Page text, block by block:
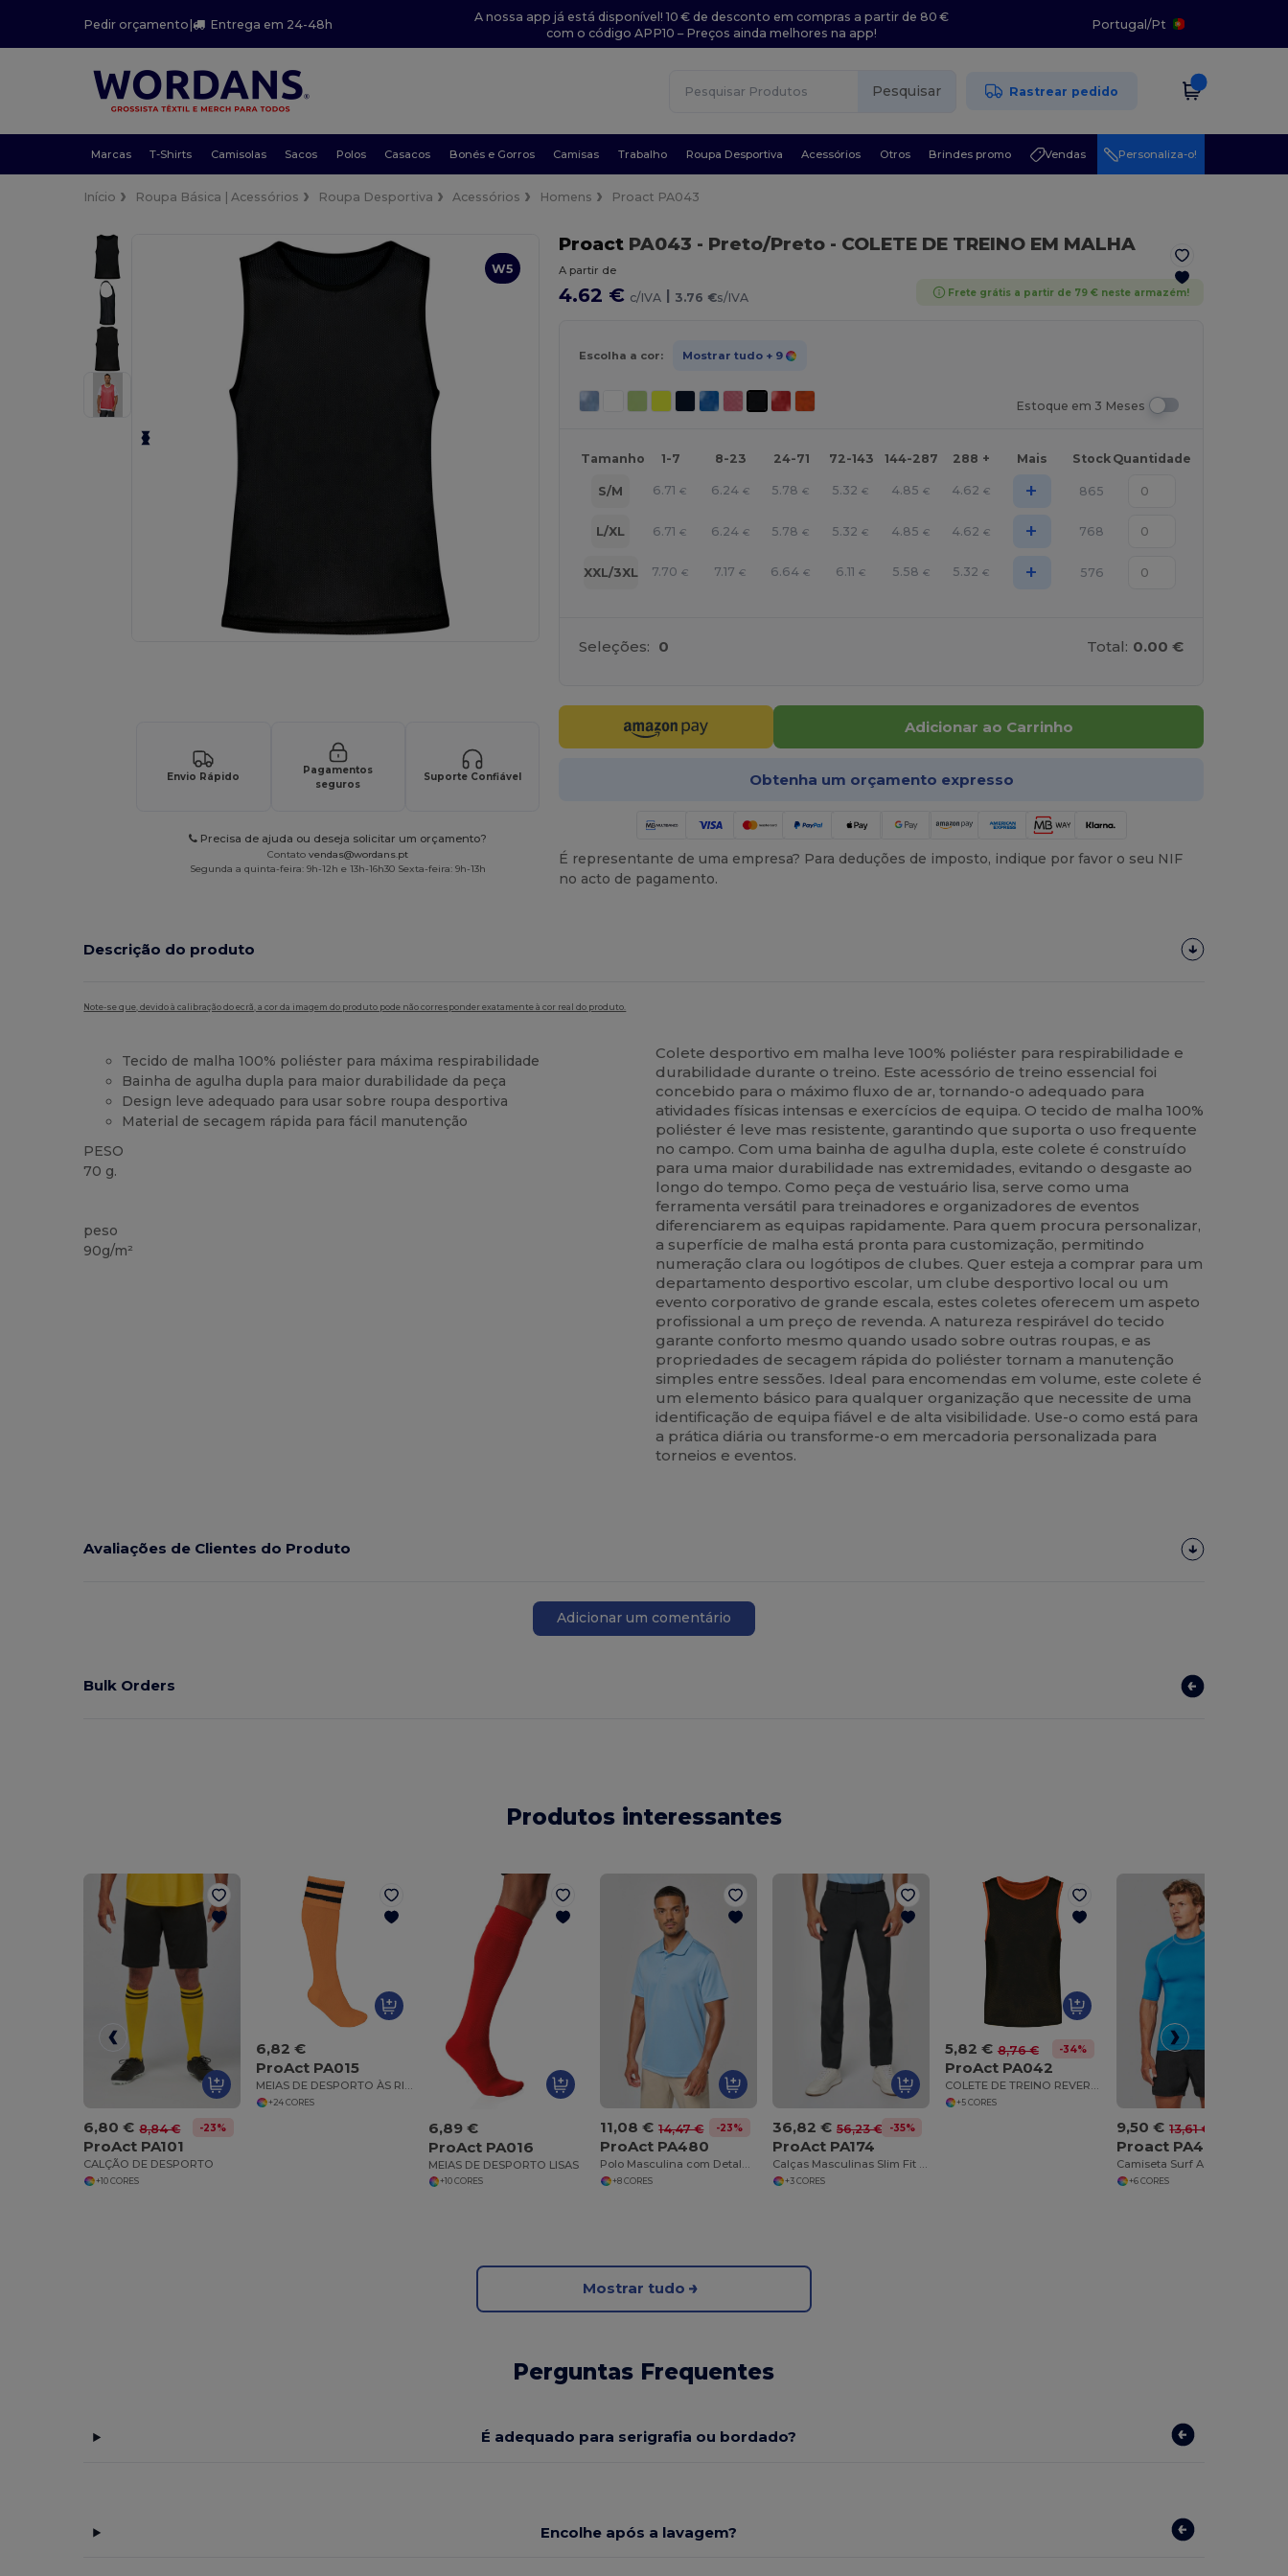
Pedir orçamento| Entrega em 24-48h
A nossa app já está disponível! 10 € de desconto em compras a partir de 80 €
com o código APP10 – Preços ainda melhores na app!
Portugal/Pt
Pesquisar Rastrear pedido
Marcas T-Shirts Camisolas Sacos Polos Casacos Bonés e Gorros Camisas Trabalho Roupa Desportiva Acessórios Otros Brindes promo Vendas Personaliza-o!
Início Roupa Básica | Acessórios Roupa Desportiva Acessórios Homens Proact PA043
W5
Envio Rápido
Pagamentos
seguros
Suporte Confiável
Precisa de ajuda ou deseja solicitar um orçamento?
Contatovendas@wordans.pt
Segunda a quinta-feira: 9h-12h e 13h-16h30 Sexta-feira: 9h-13h
ProactPA043 - Preto/Preto- COLETE DE TREINO EM MALHA
A partir de
4.62 € c/IVA | 3.76 €s/IVA Frete grátis a partir de 79 € neste armazém!
Escolha a cor: Mostrar tudo + 9
Estoque em 3 Meses
Tamanho 1-7 8-23 24-71 72-143 144-287 288 + Mais Stock Quantidade
S/M 6.71 € 6.24 € 5.78 € 5.32 € 4.85 € 4.62 € + 865
L/XL 6.71 € 6.24 € 5.78 € 5.32 € 4.85 € 4.62 € + 768
XXL/3XL 7.70 € 7.17 € 6.64 € 6.11 € 5.58 € 5.32 € + 576
Seleções: 0 Total: 0.00 €
Adicionar ao Carrinho
Obtenha um orçamento expresso
É representante de uma empresa? Para deduções de imposto, indique por favor o seu NIF
no acto de pagamento.
Descrição do produto
Note-se que, devido à calibração do ecrã, a cor da imagem do produto pode não corresponder exatamente à cor real do produto.
Tecido de malha 100% poliéster para máxima respirabilidade
Bainha de agulha dupla para maior durabilidade da peça
Design leve adequado para usar sobre roupa desportiva
Material de secagem rápida para fácil manutenção
PESO
70 g.
peso
90g/m²
Colete desportivo em malha leve 100% poliéster para respirabilidade e
durabilidade durante o treino. Este acessório de treino essencial foi
concebido para o máximo fluxo de ar, tornando-o adequado para
atividades físicas intensas e exercícios de equipa. O tecido de malha 100%
poliéster é leve mas resistente, garantindo que suporta o uso frequente
no campo. Com uma bainha de agulha dupla, este colete é construído
para uma maior durabilidade nas extremidades, evitando o desgaste ao
longo do tempo. Como peça de vestuário lisa, serve como uma
ferramenta versátil para treinadores e organizadores de eventos
diferenciarem as equipas rapidamente. Para quem procura personalizar,
a superfície de malha está pronta para customização, permitindo
numeração clara ou logótipos de clubes. Quer esteja a comprar para um
departamento desportivo escolar, um clube desportivo local ou um
evento corporativo de grande escala, estes coletes oferecem um aspeto
profissional a um preço de revenda. A natureza respirável do tecido
garante conforto mesmo quando usado sobre outras roupas, e as
propriedades de secagem rápida do poliéster tornam a manutenção
simples entre sessões. Ideal para encomendas em volume, este colete é
um elemento básico para qualquer organização que necessite de uma
identificação de equipa fiável e de alta visibilidade. Use-o como está para
a prática diária ou transforme-o em mercadoria personalizada para
torneios e eventos.
Avaliações de Clientes do Produto
Adicionar um comentário
Bulk Orders
Produtos interessantes
6,80 € 8,84 € -23%
ProAct PA101
CALÇÃO DE DESPORTO
+10 CORES
6,82 €
ProAct PA015
MEIAS DE DESPORTO ÀS RISCAS
+24 CORES
6,89 €
ProAct PA016
MEIAS DE DESPORTO LISAS
+10 CORES
11,08 € 14,47 € -23%
ProAct PA480
Polo Masculina com Detalhes de Piping e Ventilação
+8 CORES
36,82 € 56,23 € -35%
ProAct PA174
Calças Masculinas Slim Fit Conforto e Elasticidade
+3 CORES
5,82 € 8,76 € -34%
ProAct PA042
COLETE DE TREINO REVERSÍVEL MULTIDESPORTOS
+5 CORES
9,50 € 13,61 €
Proact PA4007
+6 CORES
Mostrar tudo
Perguntas Frequentes
É adequado para serigrafia ou bordado?
Encolhe após a lavagem?